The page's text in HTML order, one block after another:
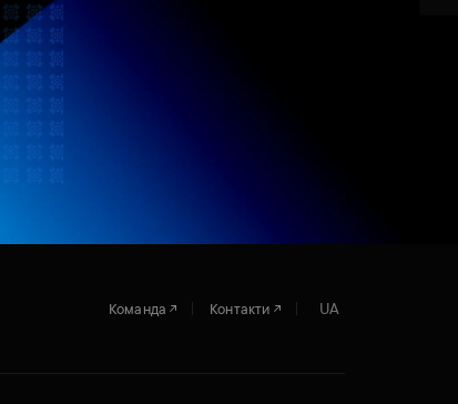
Команда Контакти UA